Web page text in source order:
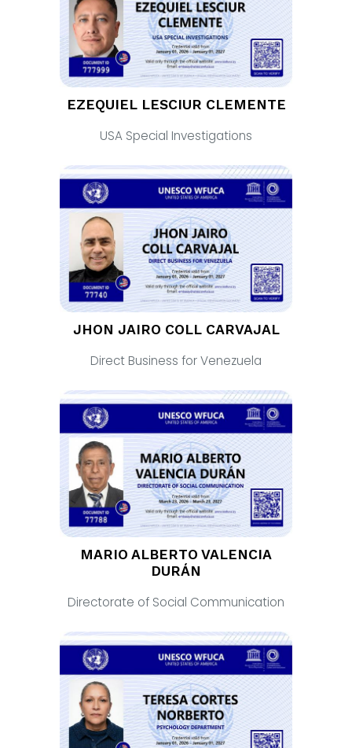
EZEQUIEL LESCIUR CLEMENTE
USA Special Investigations
JHON JAIRO COLL CARVAJAL
Direct Business for Venezuela
MARIO ALBERTO VALENCIA
DURÁN
Directorate of Social Communication